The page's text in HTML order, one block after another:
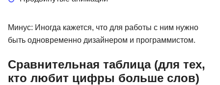
Минус: Иногда кажется, что для работы с ним нужно
быть одновременно дизайнером и программистом.
Сравнительная таблица (для тех,
кто любит цифры больше слов)